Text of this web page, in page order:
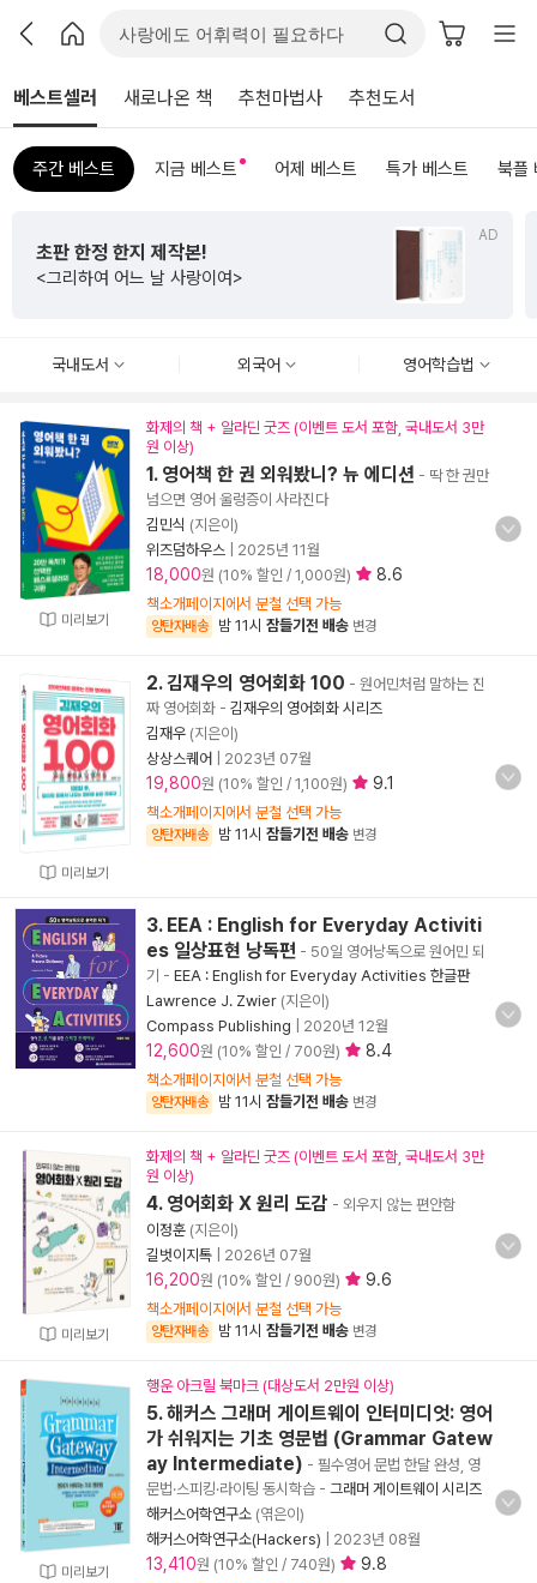
베스트셀러 새로나온 책 추천마법사 추천도서
주간 베스트 지금 베스트 어제 베스트 특가 베스트 북플
AD
수능까지 연결되는
초등 비문학 필독서
<초등 매3비>
국내도서 외국어 영어학습법
미리보기
화제의 책 + 알라딘 굿즈 (이벤트 도서 포함, 국내도서 3만
원 이상)
1. 영어책 한 권 외워봤니? 뉴 에디션 - 딱 한 권만
넘으면 영어 울렁증이 사라진다
김민식 (지은이)
위즈덤하우스
2025년 11월
18,000원 (10% 할인 / 1,000원) 8.6
책소개페이지에서 분철 선택 가능
양탄자배송 밤 11시 잠들기전 배송 변경
미리보기
2. 김재우의 영어회화 100 - 원어민처럼 말하는 진
짜 영어회화 - 김재우의 영어회화 시리즈
김재우 (지은이)
상상스퀘어
2023년 07월
19,800원 (10% 할인 / 1,100원) 9.1
책소개페이지에서 분철 선택 가능
양탄자배송 밤 11시 잠들기전 배송 변경
3. EEA : English for Everyday Activiti
es 일상표현 낭독편 - 50일 영어낭독으로 원어민 되
기 - EEA : English for Everyday Activities 한글판
Lawrence J. Zwier (지은이)
Compass Publishing
2020년 12월
12,600원 (10% 할인 / 700원) 8.4
책소개페이지에서 분철 선택 가능
양탄자배송 밤 11시 잠들기전 배송 변경
미리보기
화제의 책 + 알라딘 굿즈 (이벤트 도서 포함, 국내도서 3만
원 이상)
4. 영어회화 X 원리 도감 - 외우지 않는 편안함
이정훈 (지은이)
길벗이지톡
2026년 07월
16,200원 (10% 할인 / 900원) 9.6
책소개페이지에서 분철 선택 가능
양탄자배송 밤 11시 잠들기전 배송 변경
미리보기
행운 아크릴 북마크 (대상도서 2만원 이상)
5. 해커스 그래머 게이트웨이 인터미디엇: 영어
가 쉬워지는 기초 영문법 (Grammar Gatew
ay Intermediate) - 필수영어 문법 한달 완성, 영
문법·스피킹·라이팅 동시학습 - 그래머 게이트웨이 시리즈
해커스어학연구소 (엮은이)
해커스어학연구소(Hackers)
2023년 08월
13,410원 (10% 할인 / 740원) 9.8